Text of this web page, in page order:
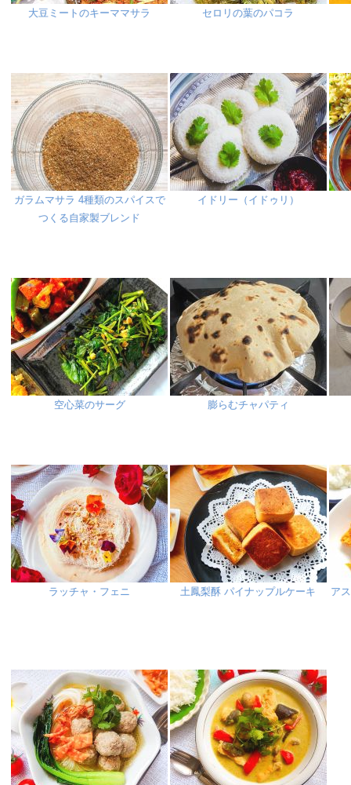
大豆ミートのキーママサラ セロリの葉のパコラ
ガラムマサラ 4種類のスパイスで
つくる自家製ブレンド
イドリー（イドゥリ）
空心菜のサーグ 膨らむチャパティ
ラッチャ・フェニ 土鳳梨酥 パイナップルケーキ ア